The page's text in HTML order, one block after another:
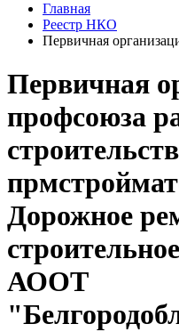
Главная
Реестр НКО
Первичная
Первичная
профсоюза
Дорожное
АООТ